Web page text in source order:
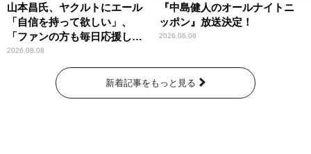
山本昌氏、ヤクルトにエール
「自信を持って欲しい」、
「ファンの方も毎日応援して
くれています」
2026.08.08
『中島健人のオールナイトニ
ッポン』放送決定！
2026.08.08
新着記事をもっと見る